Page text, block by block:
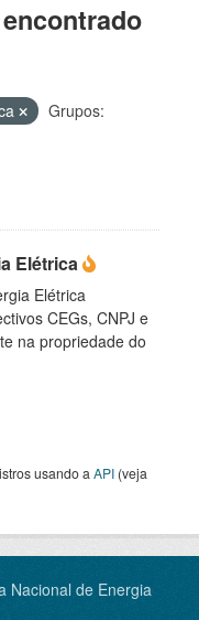
Grupos:
Elétrica
Elétrica
CEGs, CNPJ e
na propriedade do
usando a API (veja
Nacional de Energia